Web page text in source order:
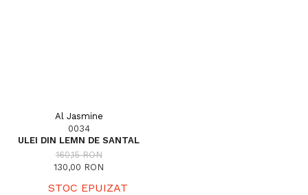
Al Jasmine
0034
ULEI DIN LEMN DE SANTAL
160,15 RON
130,00 RON
STOC EPUIZAT